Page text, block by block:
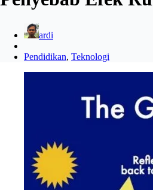
ardi
Pendidikan, Teknologi